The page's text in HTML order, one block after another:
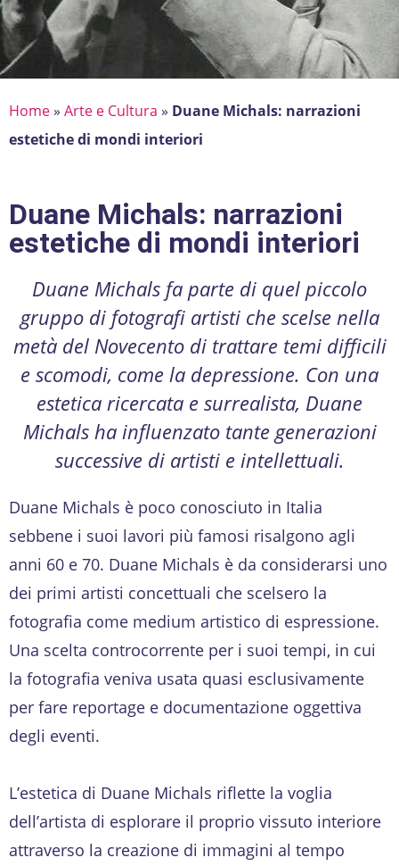
Home» Arte e Cultura » Duane Michals: narrazioni
estetiche di mondi interiori
Duane Michals: narrazioni
estetiche di mondi interiori
Duane Michals fa parte di quel piccolo
gruppo di fotografi artisti che scelse nella
metà del Novecento di trattare temi difficili
e scomodi, come la depressione. Con una
estetica ricercata e surrealista, Duane
Michals ha influenzato tante generazioni
successive di artisti e intellettuali.
Duane Michals è poco conosciuto in Italia
sebbene i suoi lavori più famosi risalgono agli
anni 60 e 70. Duane Michals è da considerarsi uno
dei primi artisti concettuali che scelsero la
fotografia come medium artistico di espressione.
Una scelta controcorrente per i suoi tempi, in cui
la fotografia veniva usata quasi esclusivamente
per fare reportage e documentazione oggettiva
degli eventi.
L’estetica di Duane Michals riflette la voglia
dell’artista di esplorare il proprio vissuto interiore
attraverso la creazione di immagini al tempo